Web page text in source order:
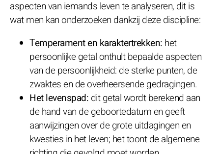
aspecten van iemands leven te analyseren, dit is
wat men kan onderzoeken dankzij deze discipline:
Temperament en karaktertrekken: het
persoonlijke getal onthult bepaalde aspecten
van de persoonlijkheid: de sterke punten, de
zwaktes en de overheersende gedragingen.
Het levenspad: dit getal wordt berekend aan
de hand van de geboortedatum en geeft
aanwijzingen over de grote uitdagingen en
kwesties in het leven; het toont de algemene